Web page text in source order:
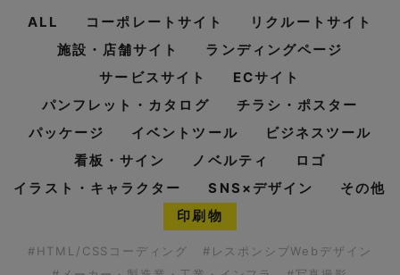
ALL コーポレートサイト
リクルートサイト
施設・店舗サイト
ランディングページ
サービスサイト
ECサイト
パンフレット・カタログ
チラシ・ポスター
パッケージ
イベントツール
ビジネスツール
看板・サイン
ノベルティ
ロゴ
イラスト・キャラクター
SNS×デザイン
その他
印刷物
#HTML/CSSコーディング
#レスポンシブWebデザイン